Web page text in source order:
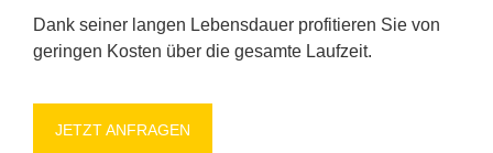
Dank sei­ner lan­gen Le­bens­dau­er pro­fi­tie­ren Sie von
ge­rin­gen Kos­ten über die ge­sam­te Lauf­zeit.
JETZT AN­FRA­GEN